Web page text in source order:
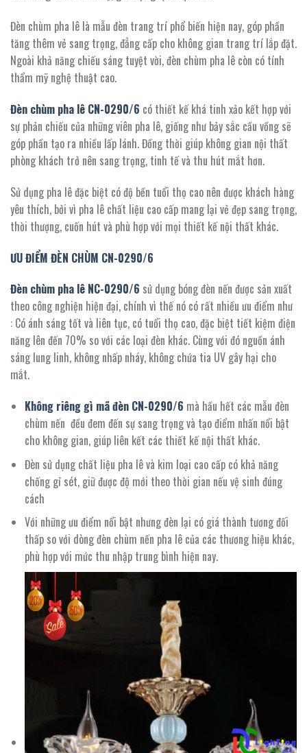
Đèn chùm pha lê là mẫu đèn trang trí phổ biến hiện nay, góp phần
tăng thêm vẻ sang trọng, đẳng cấp cho không gian trang trí lắp đặt.
Ngoài khả năng chiếu sáng tuyệt vời, đèn chùm pha lê còn có tính
thẩm mỹ nghệ thuật cao.
Đèn chùm pha lê CN-0290/6 có thiết kế khá tinh xảo kết hợp với
sự phản chiếu của những viên pha lê, giống như bảy sắc cầu vồng sẽ
góp phần tạo ra nhiều lấp lánh. Đồng thời giúp không gian nội thất
phòng khách trở nên sang trọng, tinh tế và thu hút mắt hơn.
Sử dụng pha lê đặc biệt có độ bền tuổi thọ cao nên được khách hàng
yêu thích, bởi vì pha lê chất liệu cao cấp mang lại vẻ đẹp sang trọng,
thời thượng, cuốn hút và phù hợp với mọi thiết kế nội thất khác.
ƯU ĐIỂM ĐÈN CHÙM CN-0290/6
Đèn chùm pha lê NC-0290/6 sử dụng bóng đèn nến được sản xuất
theo công nghiện hiện đại, chính vì thế nó có rất nhiều ưu điểm như
: Có ánh sáng tốt và liên tục, có tuổi thọ cao, đặc biệt tiết kiệm điện
năng lên đến 70% so với các loại đèn khác. Cùng với đó nguồn ánh
sáng lung linh, không nhấp nháy, không chứa tia UV gây hại cho
mắt.
Không riêng gì mã đèn CN-0290/6 mà hầu hết các mẫu đèn
chùm nến đều đem đến sự sang trọng và tạo điểm nhấn nổi bật
cho không gian, giúp liên kết các thiết kế nội thất khác.
Đèn sử dụng chất liệu pha lê và kim loại cao cấp có khả năng
chống gỉ sét, giữ được độ mới theo thời gian nếu vệ sinh đúng
cách
Với những ưu điểm nổi bật nhưng đèn lại có giá thành tương đối
thấp so với dòng đèn chùm nến pha lê của các thương hiệu khác,
phù hợp với mức thu nhập trung bình hiện nay.